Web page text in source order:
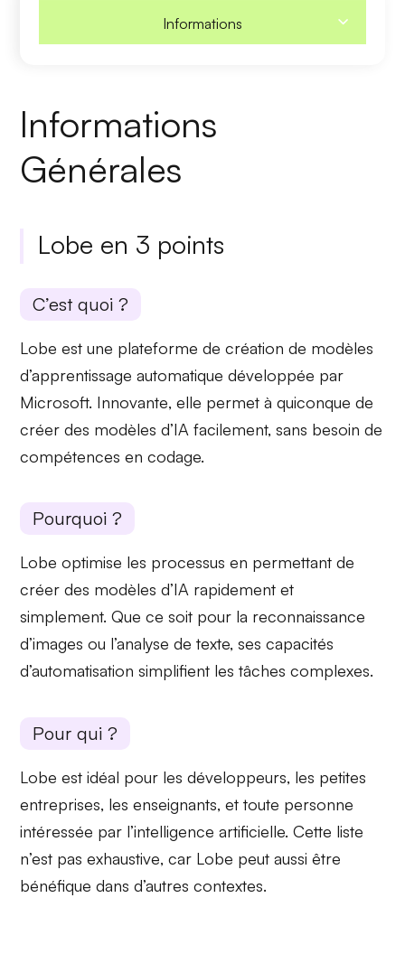
Informations
Informations
Générales
Lobe en 3 points
C’est quoi ?
Lobe est une plateforme de création de modèles
d’apprentissage automatique développée par
Microsoft. Innovante, elle permet à quiconque de
créer des modèles d’IA facilement, sans besoin de
compétences en codage.
Pourquoi ?
Lobe optimise les processus en permettant de
créer des modèles d’IA rapidement et
simplement. Que ce soit pour la reconnaissance
d’images ou l’analyse de texte, sescapacités
d’automatisation simplifient les tâches complexes.
Pour qui ?
Lobe est idéal pour les développeurs, les petites
entreprises, les enseignants, et toute personne
intéressée par l’intelligence artificielle. Cette liste
n’est pas exhaustive, car Lobe peut aussi être
bénéfique dans d’autres contextes.